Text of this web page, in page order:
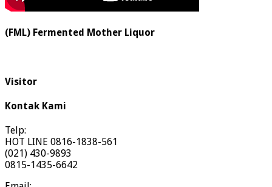
(FML) Fermented Mother Liquor
Visitor
Kontak Kami
Telp:
HOT LINE 0816-1838-561
(021) 430-9893
0815-1435-6642